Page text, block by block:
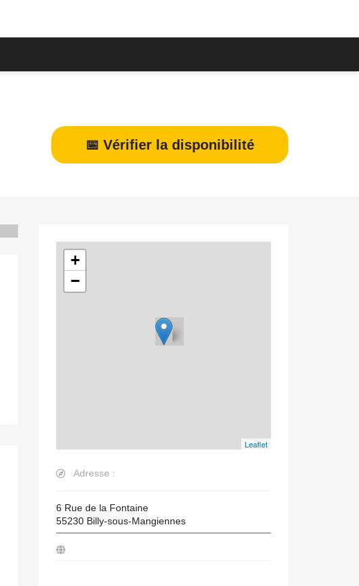
📅 Vérifier la disponibilité
+
−
Leaflet
Adresse :
6 Rue de la Fontaine
55230 Billy-sous-Mangiennes